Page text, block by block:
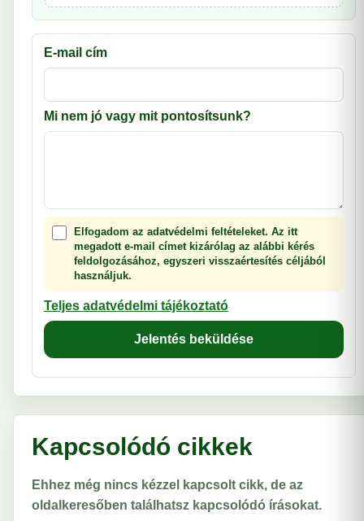
E-mail cím
Mi nem jó vagy mit pontosítsunk?
Elfogadom az adatvédelmi feltételeket. Az itt
megadott e-mail címet kizárólag az alábbi kérés
feldolgozásához, egyszeri visszaértesítés céljából
használjuk.
Teljes adatvédelmi tájékoztató
Jelentés beküldése
Kapcsolódó cikkek
Ehhez még nincs kézzel kapcsolt cikk, de az
oldalkeresőben találhatsz kapcsolódó írásokat.